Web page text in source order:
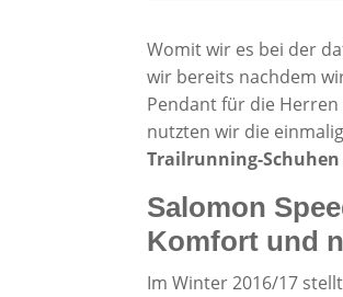
Womit wir es bei der
wir bereits nachdem
Pendant für die
nutzten wir die
Trailrunning-Schuhen
Salomon
Komfort und
Im Winter 2016/17